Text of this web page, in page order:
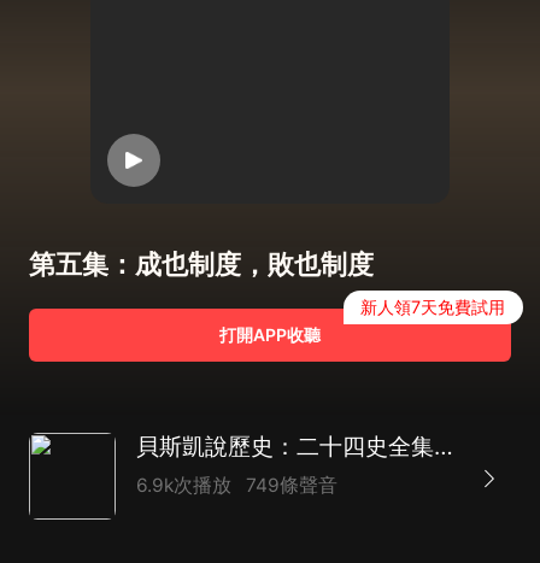
第五集：成也制度，敗也制度
打開APP收聽
新人領7天免費試用
貝斯凱說歷史：二十四史全集|五千年文化傳承|以史為鑒
6.9k次播放 749條聲音